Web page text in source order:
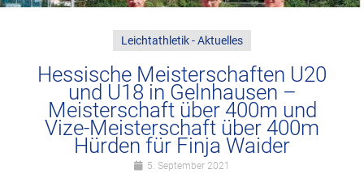
Leichtathletik - Aktuelles
Hessische Meisterschaften U20
und U18 in Gelnhausen –
Meisterschaft über 400m und
Vize-Meisterschaft über 400m
Hürden für Finja Waider
5. September 2021